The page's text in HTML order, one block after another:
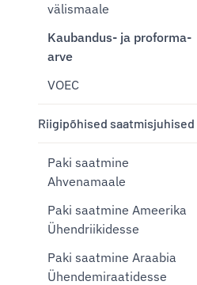
välismaale
Kaubandus- ja proforma-
arve
VOEC
Riigipõhised saatmisjuhised
Paki saatmine
Ahvenamaale
Paki saatmine Ameerika
Ühendriikidesse
Paki saatmine Araabia
Ühendemiraatidesse